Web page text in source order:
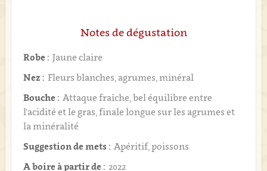
Notes de dégustation
Robe : Jaune claire
Nez : Fleurs blanches, agrumes, minéral
Bouche : Attaque fraîche, bel équilibre entre
l'acidité et le gras, finale longue sur les agrumes et
la minéralité
Suggestion de mets : Apéritif, poissons
A boire à partir de : 2022